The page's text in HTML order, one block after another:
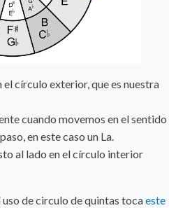
el círculo exterior, que es nuestra
cuando movemos en el sentido
en este caso un La.
al lado en el círculo interior
de circulo de quintas tocaeste